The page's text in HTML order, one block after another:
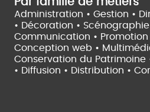
Administration • Gestion •
• Décoration • Scénographie
Communication • Promotion
Conception web •
Conservation du Patrimoine
• Diffusion • Distribution •